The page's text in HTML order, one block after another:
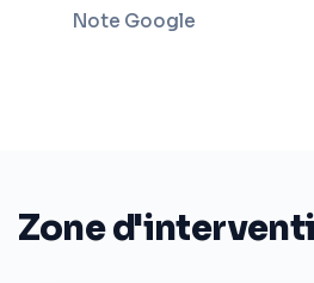
Note Google
Zone